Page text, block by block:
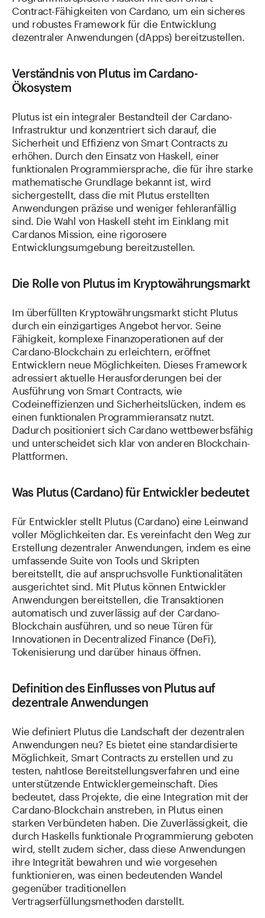
Contract-Fähigkeiten von Cardano, um ein sicheres
und robustes Framework für die Entwicklung
dezentraler Anwendungen (dApps) bereitzustellen.
Verständnis von Plutus im Cardano-
Ökosystem
Plutus ist ein integraler Bestandteil der Cardano-
Infrastruktur und konzentriert sich darauf, die
Sicherheit und Effizienz von Smart Contracts zu
erhöhen. Durch den Einsatz von Haskell, einer
funktionalen Programmiersprache, die für ihre starke
mathematische Grundlage bekannt ist, wird
sichergestellt, dass die mit Plutus erstellten
Anwendungen präzise und weniger fehleranfällig
sind. Die Wahl von Haskell steht im Einklang mit
Cardanos Mission, eine rigorosere
Entwicklungsumgebung bereitzustellen.
Die Rolle von Plutus im Kryptowährungsmarkt
Im überfüllten Kryptowährungsmarkt sticht Plutus
durch ein einzigartiges Angebot hervor. Seine
Fähigkeit, komplexe Finanzoperationen auf der
Cardano-Blockchain zu erleichtern, eröffnet
Entwicklern neue Möglichkeiten. Dieses Framework
adressiert aktuelle Herausforderungen bei der
Ausführung von Smart Contracts, wie
Codeineffizienzen und Sicherheitslücken, indem es
einen funktionalen Programmieransatz nutzt.
Dadurch positioniert sich Cardano wettbewerbsfähig
und unterscheidet sich klar von anderen Blockchain-
Plattformen.
Was Plutus (Cardano) für Entwickler bedeutet
Für Entwickler stellt Plutus (Cardano) eine Leinwand
voller Möglichkeiten dar. Es vereinfacht den Weg zur
Erstellung dezentraler Anwendungen, indem es eine
umfassende Suite von Tools und Skripten
bereitstellt, die auf anspruchsvolle Funktionalitäten
ausgerichtet sind. Mit Plutus können Entwickler
Anwendungen bereitstellen, die Transaktionen
automatisch und zuverlässig auf der Cardano-
Blockchain ausführen, und so neue Türen für
Innovationen in Decentralized Finance (DeFi),
Tokenisierung und darüber hinaus öffnen.
Definition des Einflusses von Plutus auf
dezentrale Anwendungen
Wie definiert Plutus die Landschaft der dezentralen
Anwendungen neu? Es bietet eine standardisierte
Möglichkeit, Smart Contracts zu erstellen und zu
testen, nahtlose Bereitstellungsverfahren und eine
unterstützende Entwicklergemeinschaft. Dies
bedeutet, dass Projekte, die eine Integration mit der
Cardano-Blockchain anstreben, in Plutus einen
starken Verbündeten haben. Die Zuverlässigkeit, die
durch Haskells funktionale Programmierung geboten
wird, stellt zudem sicher, dass diese Anwendungen
ihre Integrität bewahren und wie vorgesehen
funktionieren, was einen bedeutenden Wandel
gegenüber traditionellen
Vertragserfüllungsmethoden darstellt.